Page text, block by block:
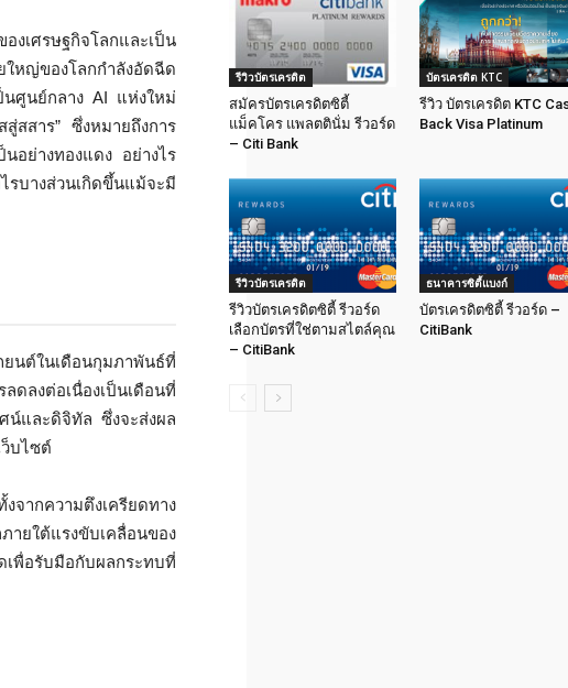
เศรษฐกิจโลกและเป็น
ใหญ่ของโลกกำลังอัดฉีด
นศูนย์กลาง AI แห่งใหม่
สสาร” ซึ่งหมายถึงการ
อย่างทองแดง อย่างไร
บางส่วนเกิดขึ้นแม้จะมี
นต์ในเดือนกุมภาพันธ์ที่
ดลงต่อเนื่องเป็นเดือนที่
น์และดิจิทัล ซึ่งจะส่งผล
บไซต์
กความตึงเครียดทาง
ยใต้แรงขับเคลื่อนของ
เพื่อรับมือกับผลกระทบที่
รีวิวบัตรเครดิต
สมัครบัตรเครดิตซิตี้
แม็คโคร แพลตตินั่ม รีวอร์ด
– Citi Bank
บัตรเครดิต KTC
รีวิว บัตรเครดิต KTC
Back Visa Platinum
รีวิวบัตรเครดิต
รีวิวบัตรเครดิตซิตี้ รีวอร์ด
เลือกบัตรที่ใช่ตามสไตล์คุณ
– CitiBank
ธนาคารซิตี้แบงก์
บัตรเครดิตซิตี้ รีวอร์ด –
CitiBank